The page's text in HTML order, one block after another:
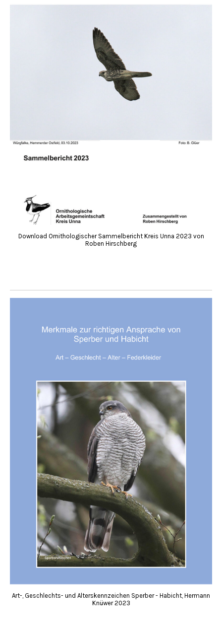
Download Ornithologischer Sammelbericht Kreis Unna 2023 von
Roben Hirschberg
Art-, Geschlechts- und Alterskennzeichen Sperber - Habicht, Hermann
Knüwer 2023